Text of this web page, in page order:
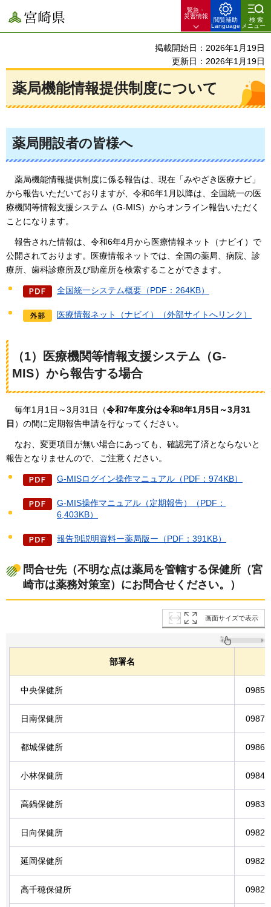
宮崎県
緊急・
災害情報
閲覧補助
Language
検索
メニュー
掲載開始日：2026年1月19日
更新日：2026年1月19日
薬局機能情報提供制度について
薬局開設者の皆様へ
薬局機能情報提供制度に係る報告は、現在「みやざき医療ナビ」
から報告いただいておりますが、令和6年1月以降は、全国統一の医
療機関等情報支援システム（G-MIS）からオンライン報告いただく
ことになります。
報告された情報は、令和6年4月から医療情報ネット（ナビイ）で
公開されております。
医療情報ネットでは、全国の薬局、病院、診
療所、歯科診療所及び助産所を検索することができます。
全国統一システム概要（PDF：264KB）
医療情報ネット（ナビイ）（外部サイトへリンク）
（1）医療機関等情報支援システム（G-
MIS）から報告する場合
毎年1月1日～3月31日（令和7年度分は令和8年1月5日～3月31
日 ）の間に定期報告申請を行なってください。
なお、 変更項目が無い場合にあっても、確認完了済とならないと
報告となりませんので、ご注意ください。
G-MISログイン操作マニュアル（PDF：974KB）
G-MIS操作マニュアル（定期報告）（PDF：
6,403KB）
報告別説明資料ー薬局版ー（PDF：391KB）
問合せ先（不明な点は薬局を管轄する保健所（宮
崎市は薬務対策室）にお問合せください。）
画面サイズで表示
部署名
中央保健所 0985-
日南保健所 0987-
都城保健所 0986-
小林保健所 0984-
高鍋保健所 0983-
日向保健所 0982-
延岡保健所 0982-
高千穂保健所 0982-